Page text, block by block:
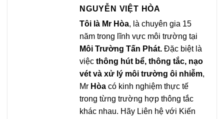
NGUYỄN VIỆT HÒA
Tôi là Mr Hòa, là chuyên gia 15
năm trong lĩnh vực môi trường tại
Môi Trường Tấn Phát. Đặc biệt là
việc thông hút bể, thông tắc, nạo
vét và xử lý môi trường ôi nhiễm,
Mr Hòa có kinh nghiệm thực tế
trong từng trường hợp thông tắc
khác nhau. Hãy Liên hệ với Kiến